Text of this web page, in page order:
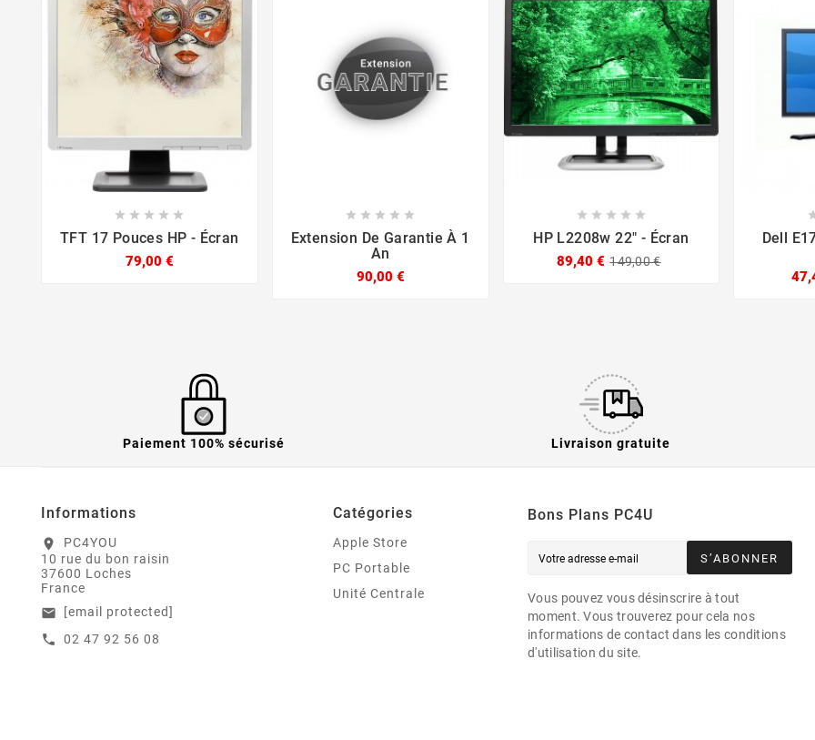
 
    
TFT 17 Pouces HP - Écran
79,00 €
 
    
Extension De Garantie À 1
An
90,00 €
 
    
HP L2208w 22" - Écran
89,40 € 149,00 €
Dell
Paiement 100% sécurisé Livraison gratuite
Informations
location_on
PC4YOU
10 rue du bon raisin
37600 Loches
France
email [email protected]
call 02 47 92 56 08
Catégories
Apple Store
PC Portable
Unité Centrale
Bons Plans PC4U
S’ABONNER
Vous pouvez vous désinscrire à tout
moment. Vous trouverez pour cela nos
informations de contact dans les conditions
d'utilisation du site.